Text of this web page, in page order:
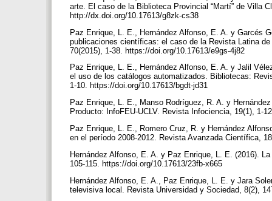
arte. El caso de la Biblioteca Provincial “Martí” de Villa
http://dx.doi.org/10.17613/g8zk-cs38
Paz Enrique, L. E., Hernández Alfonso, E. A. y Garcés
publicaciones científicas: el caso de la Revista Latina
70(2015), 1-38. https://doi.org/10.17613/e9gs-4j82
Paz Enrique, L. E., Hernández Alfonso, E. A. y Jalil
el uso de los catálogos automatizados. Bibliotecas:
1-10. https://doi.org/10.17613/bgdt-jd31
Paz Enrique, L. E., Manso Rodríguez, R. A. y
Producto: InfoFEU-UCLV. Revista Infociencia, 19(1), 1-
Paz Enrique, L. E., Romero Cruz, R. y Hernández
en el período 2008-2012. Revista Avanzada Científica,
Hernández Alfonso, E. A. y Paz Enrique, L. E. (2016).
105-115. https://doi.org/10.17613/23fb-x665
Hernández Alfonso, E. A., Paz Enrique, L. E. y Jara
televisiva local. Revista Universidad y Sociedad, 8(2),